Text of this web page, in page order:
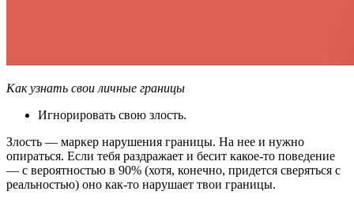
Как узнать свои личные границы
Игнорировать свою злость.
Злость ― маркер нарушения границы. На нее и нужно
опираться. Если тебя раздражает и бесит какое-то поведение
― с вероятностью в 90% (хотя, конечно, придется сверяться с
реальностью) оно как-то нарушает твои границы.